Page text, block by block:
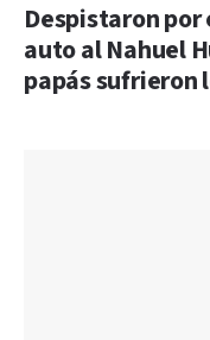
Despistaron por
auto al Nahuel
papás sufrieron